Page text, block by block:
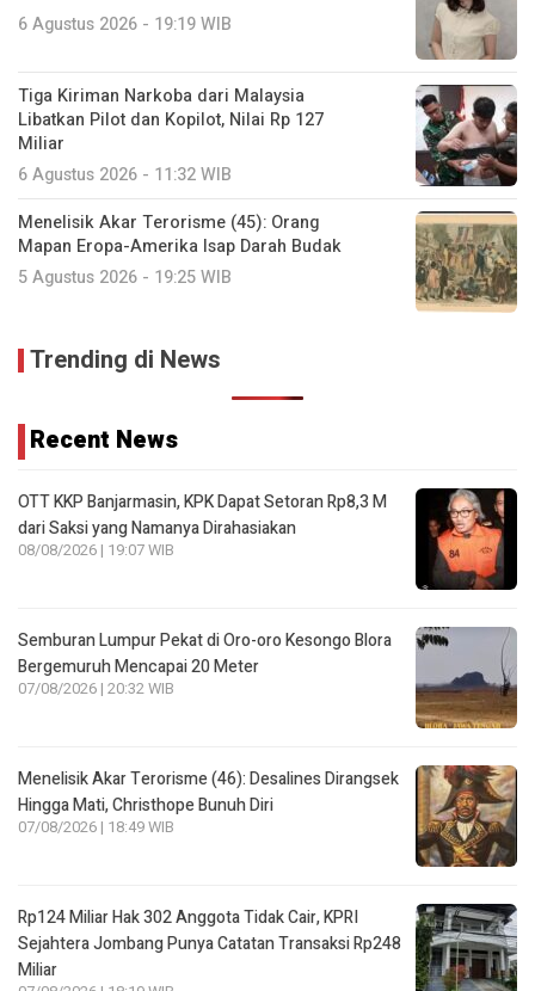
6 Agustus 2026 - 19:19 WIB
Tiga Kiriman Narkoba dari Malaysia
Libatkan Pilot dan Kopilot, Nilai Rp 127
Miliar
6 Agustus 2026 - 11:32 WIB
Menelisik Akar Terorisme (45): Orang
Mapan Eropa-Amerika Isap Darah Budak
5 Agustus 2026 - 19:25 WIB
Trending di News
Recent News
OTT KKP Banjarmasin, KPK Dapat Setoran Rp8,3 M
dari Saksi yang Namanya Dirahasiakan
08/08/2026 | 19:07 WIB
Semburan Lumpur Pekat di Oro-oro Kesongo Blora
Bergemuruh Mencapai 20 Meter
07/08/2026 | 20:32 WIB
Menelisik Akar Terorisme (46): Desalines Dirangsek
Hingga Mati, Christhope Bunuh Diri
07/08/2026 | 18:49 WIB
Rp124 Miliar Hak 302 Anggota Tidak Cair, KPRI
Sejahtera Jombang Punya Catatan Transaksi Rp248
Miliar